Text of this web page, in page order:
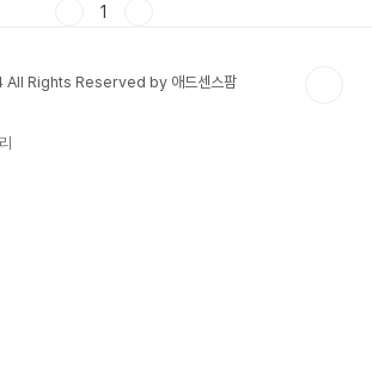
1
Rights Reserved by 애드센스팜